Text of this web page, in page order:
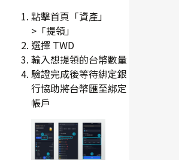
點擊首頁「資產」
>「提領」
選擇 TWD
輸入想提領的台幣數量
驗證完成後等待綁定銀
行協助將台幣匯至綁定
帳戶